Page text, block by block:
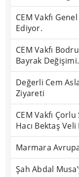
CEM Vakfı
Ediyor.
CEM Vakfı
Bayrak Değişimi.
Değerli Cem
Ziyareti
CEM Vakfı
Hacı Bektaş
Marmara
Şah Abdal